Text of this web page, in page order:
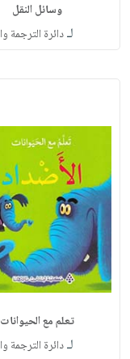
وسائل النقل
لـدائرة الترجمة وا
تعلم مع الحيوانات
لـدائرة الترجمة وا